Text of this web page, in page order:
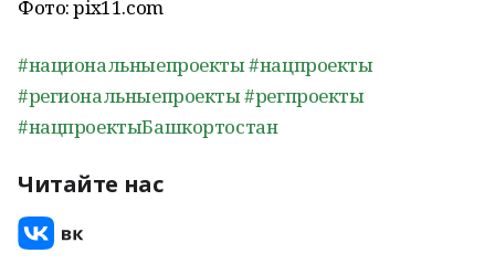
Фото: pix11.com
#национальныепроекты#нацпроекты
#региональныепроекты#регпроекты
#нацпроектыБашкортостан
Читайте нас